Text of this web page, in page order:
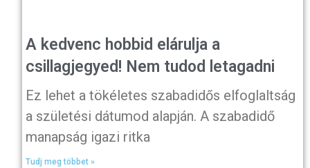
A kedvenc hobbid elárulja a
csillagjegyed! Nem tudod letagadni
Ez lehet a tökéletes szabadidős elfoglaltság
a születési dátumod alapján. A szabadidő
manapság igazi ritka
Tudj meg többet »